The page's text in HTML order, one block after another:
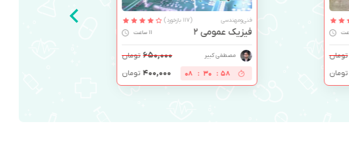
تومان
تومان
فنی‌ومهندسی (117 بازخورد)
فیزیک عمومی 2 11 ساعت
مصطفی کبیر ۶۵۰,۰۰۰ تومان
57
:
30
:
08 ۴۰۰,۰۰۰ تومان